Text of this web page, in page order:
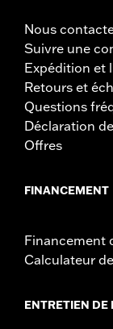
Nous
Suivre une
Expédition et
Retours et
Questions
Déclaration
Offres
FINANCEMENT
Financement
Calculateur
ENTRETIEN DE